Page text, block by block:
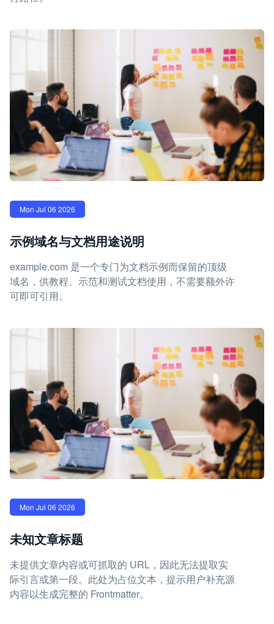
Mon Jul 06 2026
示例域名与文档用途说明
example.com 是一个专门为文档示例而保留的顶级
域名，供教程、示范和测试文档使用，不需要额外许
可即可引用。
Mon Jul 06 2026
未知文章标题
未提供文章内容或可抓取的 URL，因此无法提取实
际引言或第一段。此处为占位文本，提示用户补充源
内容以生成完整的 Frontmatter。